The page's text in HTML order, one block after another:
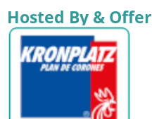
Hosted By & Offer